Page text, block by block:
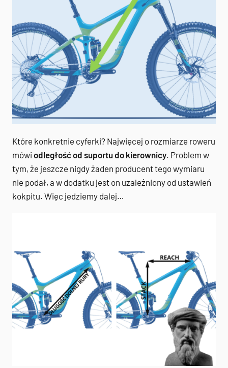
Które konkretnie cyferki? Najwięcej o rozmiarze roweru
mówi odległość od suportu do kierownicy. Problem w
tym, że jeszcze nigdy żaden producent tego wymiaru
nie podał, a w dodatku jest on uzależniony od ustawień
kokpitu. Więc jedziemy dalej…